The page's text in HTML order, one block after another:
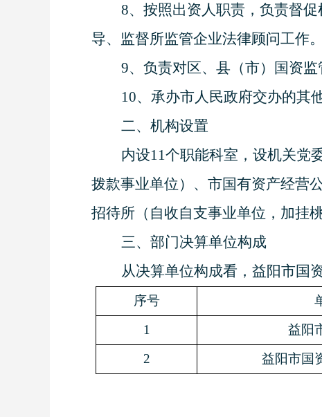
8、按照出资人职责，负责督
导、监督所监管企业法律顾问工作。
9、负责对区、县（市）国资监
10、承办市人民政府交办的其
二、机构设置
内设11个职能科室，设机关党
拨款事业单位）、市国有资产经营
招待所（自收自支事业单位，加挂
三、部门决算单位构成
从决算单位构成看，益阳市国
序号
1
益阳
2
益阳市国